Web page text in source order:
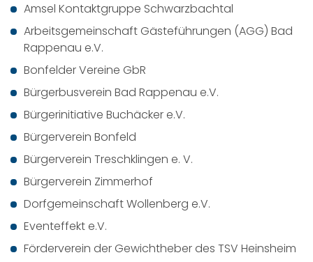
Amsel Kontaktgruppe Schwarzbachtal
Arbeitsgemeinschaft Gästeführungen (AGG) Bad
Rappenau e.V.
Bonfelder Vereine GbR
Bürgerbusverein Bad Rappenau e.V.
Bürgerinitiative Buchäcker e.V.
Bürgerverein Bonfeld
Bürgerverein Treschklingen e. V.
Bürgerverein Zimmerhof
Dorfgemeinschaft Wollenberg e.V.
Eventeffekt e.V.
Förderverein der Gewichtheber des TSV Heinsheim